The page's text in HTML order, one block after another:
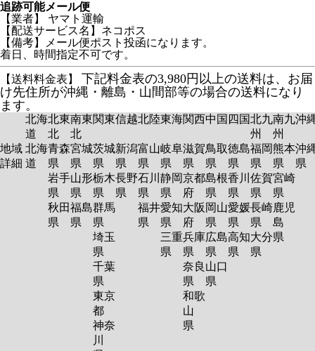
追跡可能メール便
【業者】 ヤマト運輸
【配送サービス名】ネコポス
【備考】メール便ポスト投函になります。
着日、時間指定不可です。
【送料料金表】
下記料金表の3,980円以上の送料は、お届
け先住所が沖縄・離島・山間部等の場合の送料になり
ます。
北海
道
北東
北
南東
北
関東信越北陸東海関西中国 四国北九
州
南九
州
沖
地域
詳細
北海
道
青森
県
岩手
県
秋田
県
宮城
県
山形
県
福島
県
茨城
県
栃木
県
群馬
県
埼玉
県
千葉
県
東京
都
神奈
川
新潟
県
長野
県
富山
県
石川
県
福井
県
岐阜
県
静岡
県
愛知
県
三重
県
滋賀
県
京都
府
大阪
府
兵庫
県
奈良
県
和歌
山
県
鳥取
県
島根
県
岡山
県
広島
県
山口
県
徳島
県
香川
県
愛媛
県
高知
県
福岡
県
佐賀
県
長崎
県
大分
県
熊本
県
宮崎
県
鹿児
島
県
沖